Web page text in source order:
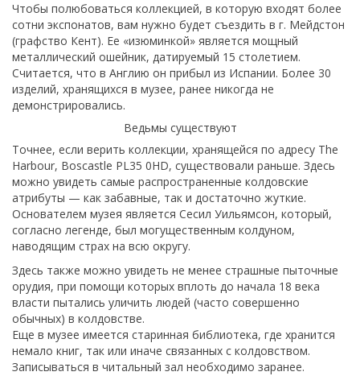
Чтобы полюбоваться коллекцией, в которую входят более
сотни экспонатов, вам нужно будет съездить в г. Мейдстон
(графство Кент). Ее «изюминкой» является мощный
металлический ошейник, датируемый 15 столетием.
Считается, что в Англию он прибыл из Испании. Более 30
изделий, хранящихся в музее, ранее никогда не
демонстрировались.
Ведьмы существуют
Точнее, если верить коллекции, хранящейся по адресу The
Harbour, Boscastle PL35 0HD, существовали раньше. Здесь
можно увидеть самые распространенные колдовские
атрибуты — как забавные, так и достаточно жуткие.
Основателем музея является Сесил Уильямсон, который,
согласно легенде, был могущественным колдуном,
наводящим страх на всю округу.
Здесь также можно увидеть не менее страшные пыточные
орудия, при помощи которых вплоть до начала 18 века
власти пытались уличить людей (часто совершенно
обычных) в колдовстве.
Еще в музее имеется старинная библиотека, где хранится
немало книг, так или иначе связанных с колдовством.
Записываться в читальный зал необходимо заранее.